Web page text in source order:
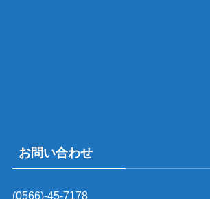
お問い合わせ
(0566)-45-7178